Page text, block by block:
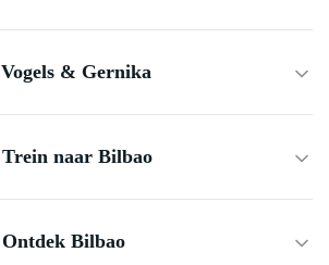
Vogels & Gernika
Trein naar Bilbao
Ontdek Bilbao